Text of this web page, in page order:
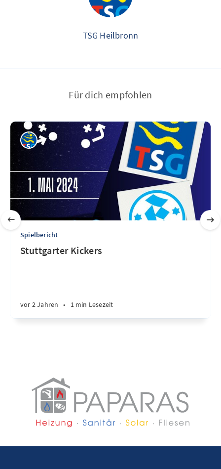
TSG Heilbronn
Für dich empfohlen
Spielbericht
Stuttgarter Kickers
vor 2 Jahren • 1 min Lesezeit